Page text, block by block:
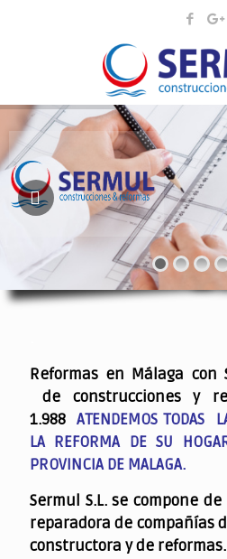
Reformas en Málaga con
de construcciones y
1.988ATENDEMOS TODAS
LA REFORMA DE SU
PROVINCIA DE MALAGA.
Sermul S.L. se compone
reparadora de compañías
constructora y de reformas.